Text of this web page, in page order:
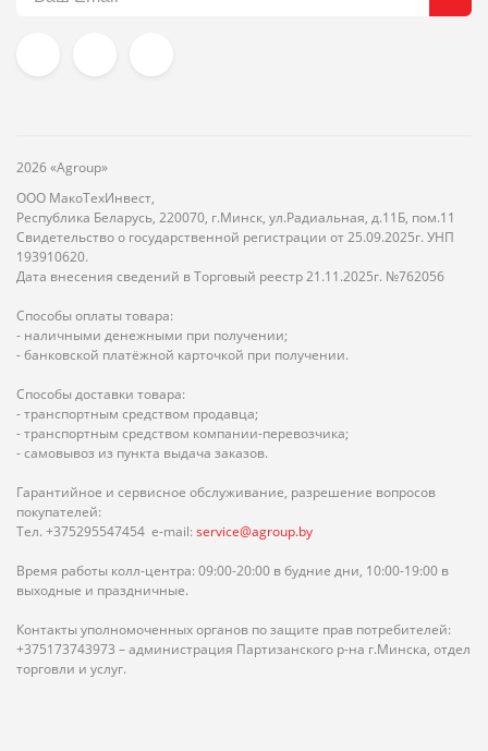
2026 «Agroup»
ООО МакоТехИнвест,
Республика Беларусь, 220070, г.Минск, ул.Радиальная, д.11Б, пом.11
Свидетельство о государственной регистрации от 25.09.2025г. УНП
193910620.
Дата внесения сведений в Торговый реестр 21.11.2025г. №762056
Способы оплаты товара:
- наличными денежными при получении;
- банковской платёжной карточкой при получении.
Способы доставки товара:
- транспортным средством продавца;
- транспортным средством компании-перевозчика;
- самовывоз из пункта выдача заказов.
Гарантийное и сервисное обслуживание, разрешение вопросов
покупателей:
Тел. +375295547454 e-mail: service@agroup.by
Время работы колл-центра: 09:00-20:00 в будние дни, 10:00-19:00 в
выходные и праздничные.
Контакты уполномоченных органов по защите прав потребителей:
+375173743973 – администрация Партизанского р-на г.Минска, отдел
торговли и услуг.